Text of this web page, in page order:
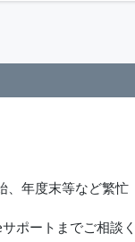
、年度末等など繁忙
ポートまでご相談く